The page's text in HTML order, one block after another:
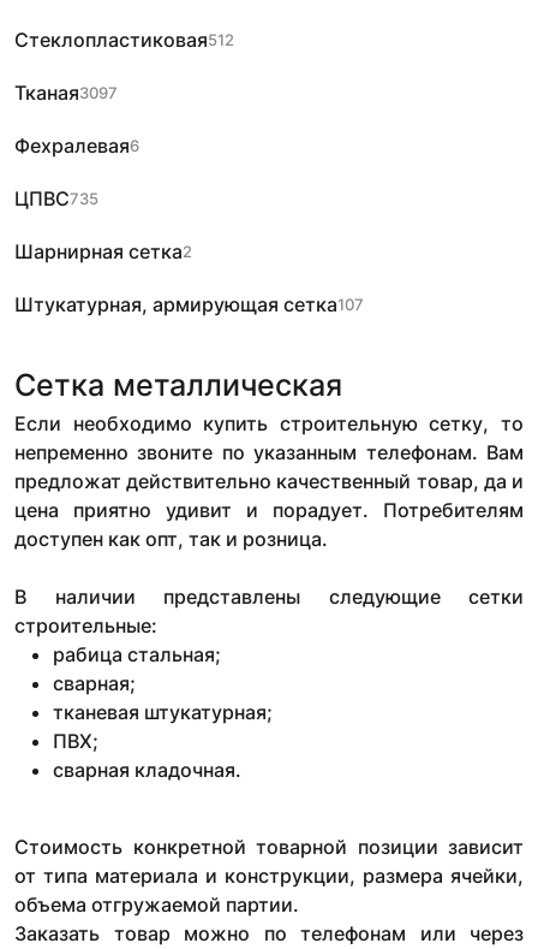
Стеклопластиковая512
Тканая3097
Фехралевая6
ЦПВС735
Шарнирная сетка2
Штукатурная, армирующая сетка107
Сетка металлическая
Если необходимо купить строительную сетку, то
непременно звоните по указанным телефонам. Вам
предложат действительно качественный товар, да и
цена приятно удивит и порадует. Потребителям
доступен как опт, так и розница.
В наличии представлены следующие сетки
строительные:
рабица стальная;
сварная;
тканевая штукатурная;
ПВХ;
сварная кладочная.
Стоимость конкретной товарной позиции зависит
от типа материала и конструкции, размера ячейки,
объема отгружаемой партии.
Заказать товар можно по телефонам или через